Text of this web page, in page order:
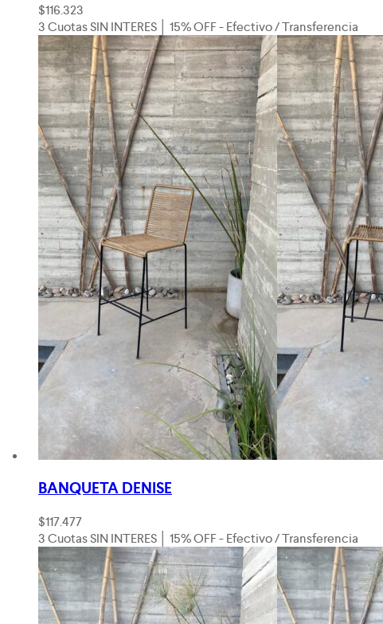
$116.323
3 Cuotas SIN INTERES │ 15% OFF - Efectivo / Transferencia
BANQUETA DENISE
$117.477
3 Cuotas SIN INTERES │ 15% OFF - Efectivo / Transferencia